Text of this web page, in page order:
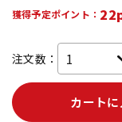
獲得予定ポイント：
注文数：
カート